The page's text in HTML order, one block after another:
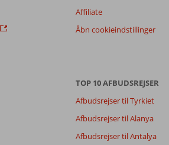
Affiliate
Åbn cookieindstillinger
TOP 10 AFBUDSREJSER
Afbudsrejser til Tyrkiet
Afbudsrejser til Alanya
Afbudsrejser til Antalya